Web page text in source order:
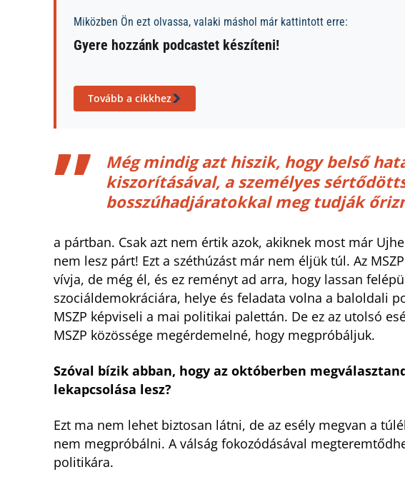
Miközben Ön ezt olvassa, valaki máshol már kattintott erre:
Gyere hozzánk podcastet készíteni!
Tovább a cikkhez
Még mindig azt hiszik, hogy belső
kiszorításával, a személyes
bosszúhadjáratokkal meg tudják
a pártban. Csak azt nem értik azok, akiknek most már
nem lesz párt! Ezt a széthúzást már nem éljük túl. Az
vívja, de még él, és ez reményt ad arra, hogy lassan
szociáldemokráciára, helye és feladata volna a baloldali
MSZP képviseli a mai politikai palettán. De ez az utolsó
MSZP közössége megérdemelné, hogy megpróbáljuk.
Szóval bízik abban, hogy az októberben
lekapcsolása lesz?
Ezt ma nem lehet biztosan látni, de az esély megvan a
nem megpróbálni. A válság fokozódásával
politikára.